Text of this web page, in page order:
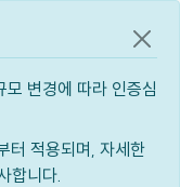
변경에 따라 인증심
터 적용되며, 자세한
합니다.
공지